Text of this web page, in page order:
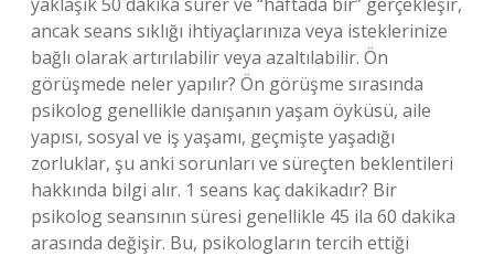
ancak seans sıklığı ihtiyaçlarınıza veya isteklerinize
bağlı olarak artırılabilir veya azaltılabilir. Ön
görüşmede neler yapılır? Ön görüşme sırasında
psikolog genellikle danışanın yaşam öyküsü, aile
yapısı, sosyal ve iş yaşamı, geçmişte yaşadığı
zorluklar, şu anki sorunları ve süreçten beklentileri
hakkında bilgi alır. 1 seans kaç dakikadır? Bir
psikolog seansının süresi genellikle 45 ila 60 dakika
arasında değişir. Bu, psikologların tercih ettiği